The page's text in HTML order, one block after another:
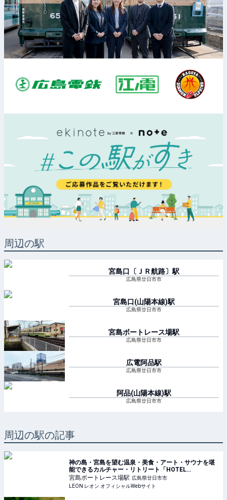
周辺の駅
宮島口〔ＪＲ航路〕 駅
広島県廿日市市
宮島口(山陽本線)駅
広島県廿日市市
宮島ボートレース場駅
広島県廿日市市
広電阿品駅
広島県廿日市市
阿品(山陽本線)駅
広島県廿日市市
周辺の駅の記事
神の島・宮島を望む温泉・美食・アート・サウナを堪
能できるカルチャー・リトリート「HOTEL
FORK&KNIFE」が誕生！ | 旅行 | LEON レオン オフィ
シャルWebサイト
宮島ボートレース場駅 広島県廿日市市
LEON レオン オフィシャルWebサイト